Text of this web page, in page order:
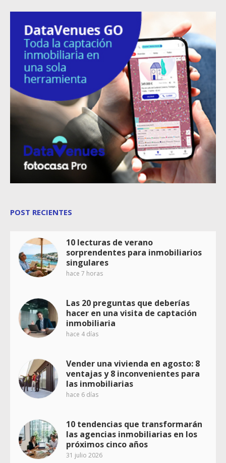
POST RECIENTES
10 lecturas de verano
sorprendentes para inmobiliarios
singulares
hace 7 horas
Las 20 preguntas que deberías
hacer en una visita de captación
inmobiliaria
hace 4 días
Vender una vivienda en agosto: 8
ventajas y 8 inconvenientes para
las inmobiliarias
hace 6 días
10 tendencias que transformarán
las agencias inmobiliarias en los
próximos cinco años
31 julio 2026